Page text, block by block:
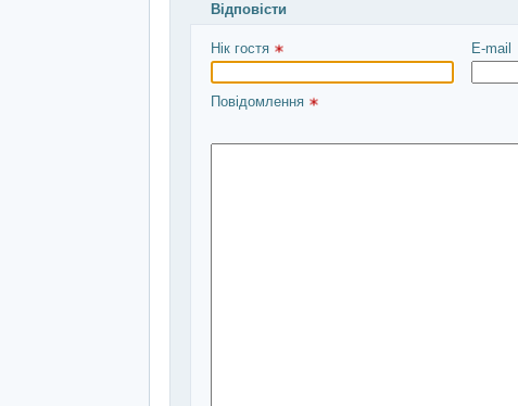
Відповісти
Введіть повідомлення і натисніть Надіслати
Нік гостя E-mail
Повідомлення